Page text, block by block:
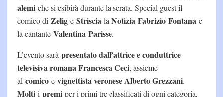
alemi che si esibirà durante la serata. Special guest il
comico di Zelig e Striscia la Notizia Fabrizio Fontana e
la cantante Valentina Parisse.
L’evento sarà presentato dall’attrice e conduttrice
televisiva romana Francesca Ceci, assieme
al comico e vignettista veronese Alberto Grezzani.
Molti i premi per i primi tre classificati di ogni categoria,